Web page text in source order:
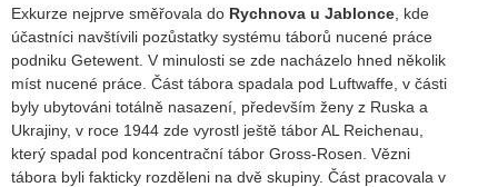
Exkurze nejprve směřovala do Rychnova u Jablonce , kde
účastníci navštívili pozůstatky systému táborů nucené práce
podniku Getewent. V minulosti se zde nacházelo hned několik
míst nucené práce. Část tábora spadala pod Luftwaffe, v části
byly ubytováni totálně nasazení, především ženy z Ruska a
Ukrajiny, v roce 1944 zde vyrostl ještě tábor AL Reichenau,
který spadal pod koncentrační tábor Gross-Rosen. Vězni
tábora byli fakticky rozděleni na dvě skupiny. Část pracovala v